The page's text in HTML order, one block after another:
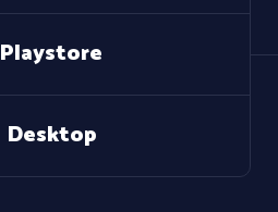
Playstore
Desktop